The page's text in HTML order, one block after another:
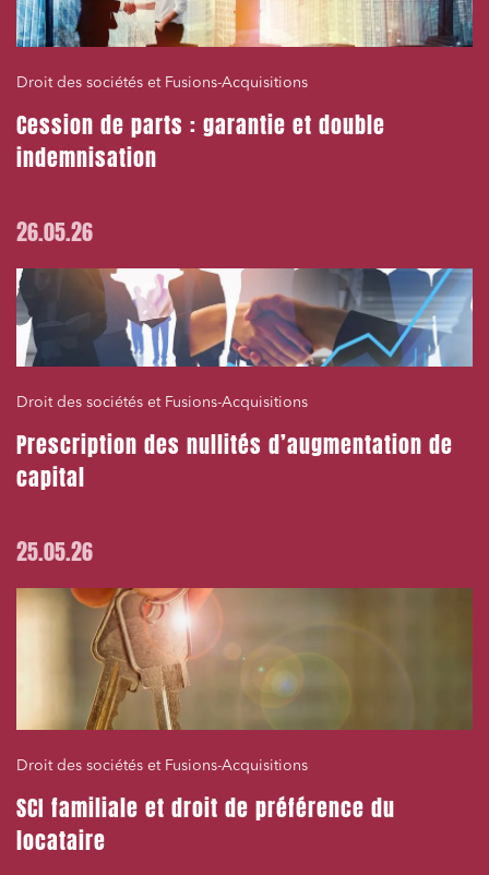
Droit des sociétés et Fusions-Acquisitions
Cession de parts : garantie et double
indemnisation
26.05.26
Droit des sociétés et Fusions-Acquisitions
Prescription des nullités d’augmentation de
capital
25.05.26
Droit des sociétés et Fusions-Acquisitions
SCI familiale et droit de préférence du
locataire